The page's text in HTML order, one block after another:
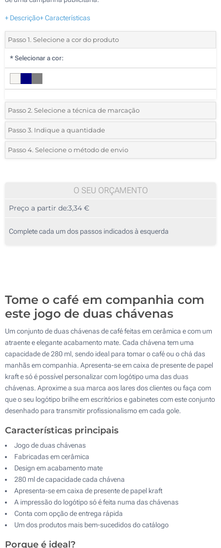
+ Descrição+ Características
Passo 1. Selecione a cor do produto
* Selecionar a cor:
Passo 2. Selecione a técnica de marcação
*Selecione o tipo de marcação e as cores do logotipo:
1 Cor (Na caixa)
2 Cores (Em uma caneca)
Passo 3. Indique a quantidade
*Quantidade mínima:10
20
50
Passo 4. Selecione o método de envio
O SEU ORÇAMENTO
Preço a partir de:3,34 €
Complete cada um dos passos indicados à esquerda
Tome o café em companhia com
este jogo de duas chávenas
Um conjunto de duas chávenas de café feitas em cerâmica e com um
atraente e elegante acabamento mate. Cada chávena tem uma
capacidade de 280 ml, sendo ideal para tomar o café ou o chá das
manhãs em companhia. Apresenta-se em caixa de presente de papel
kraft e só é possível personalizar com logótipo uma das duas
chávenas. Aproxime a sua marca aos lares dos clientes ou faça com
que o seu logótipo brilhe em escritórios e gabinetes com este conjunto
desenhado para transmitir profissionalismo em cada gole.
Características principais
Jogo de duas chávenas
Fabricadas em cerâmica
Design em acabamento mate
280 ml de capacidade cada chávena
Apresenta-se em caixa de presente de papel kraft
A impressão do logótipo só é feita numa das chávenas
Conta com opção de entrega rápida
Um dos produtos mais bem-sucedidos do catálogo
Porque é ideal?